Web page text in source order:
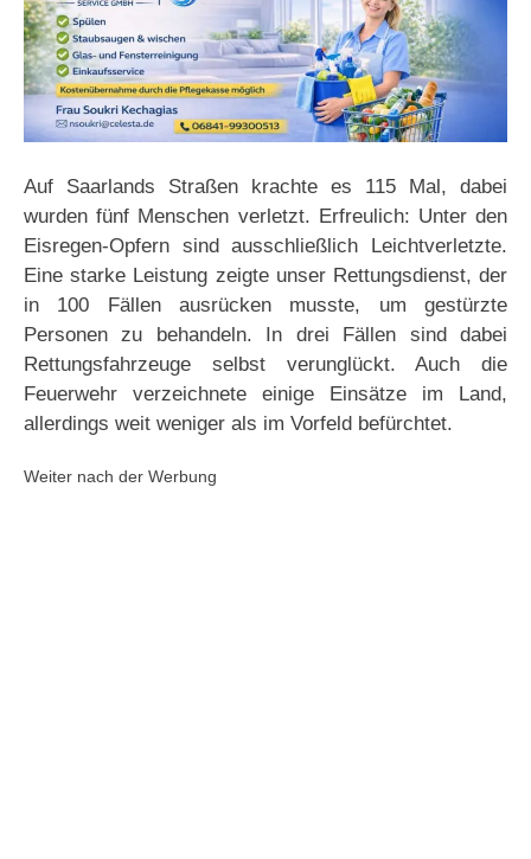
Auf Saarlands Straßen krachte es 115 Mal, dabei
wurden fünf Menschen verletzt. Erfreulich: Unter den
Eisregen-Opfern sind ausschließlich Leichtverletzte.
Eine starke Leistung zeigte unser Rettungsdienst, der
in 100 Fällen ausrücken musste, um gestürzte
Personen zu behandeln. In drei Fällen sind dabei
Rettungsfahrzeuge selbst verunglückt. Auch die
Feuerwehr verzeichnete einige Einsätze im Land,
allerdings weit weniger als im Vorfeld befürchtet.
Weiter nach der Werbung